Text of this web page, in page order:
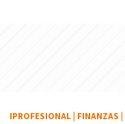
IPROFESIONAL FINANZAS